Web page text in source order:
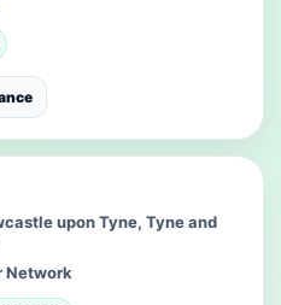
upon Tyne, Tyne and
Network